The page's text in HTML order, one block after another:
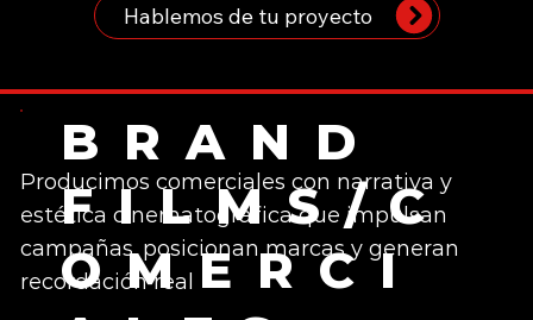
Hablemos de tu proyecto
BRAND
FILMS/C
OMERCI
Producimos comerciales con narrativa y
estética cinematográfica que impulsan
campañas, posicionan marcas y generan
recordación real